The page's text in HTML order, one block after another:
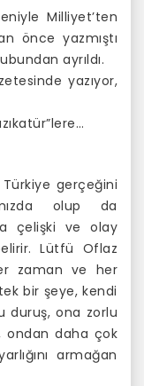
Milliyet’ten
önce yazmıştı
ayrıldı.
yazıyor,
gerçeğini
olup da
çelişki ve olay
Lütfü Oflaz
zaman ve her
bir şeye, kendi
duruş, ona zorlu
ondan daha çok
armağan